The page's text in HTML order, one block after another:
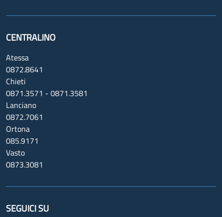
CENTRALINO
Atessa
0872.8641
Chieti
0871.3571 - 0871.3581
Lanciano
0872.7061
Ortona
085.9171
Vasto
0873.3081
SEGUICI SU